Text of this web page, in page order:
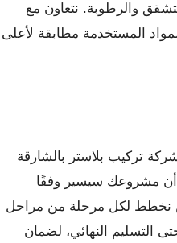
والرطوبة. نتعاون مع
المستخدمة مطابقة لأعلى
تركيب بلاستر بالشارقة
أن مشروعك سيسير وفقًا
نخطط لكل مرحلة من مراحل
التسليم النهائي، لضمان